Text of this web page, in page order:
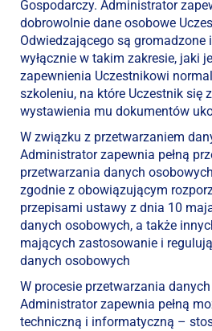
Gospodarczy. Administrator
dobrowolnie dane osobowe
Odwiedzającego są gromadzone
wyłącznie w takim zakresie, jaki
zapewnienia Uczestnikowi
szkoleniu, na które Uczestnik się
wystawienia mu dokumentów
W związku z przetwarzaniem
Administrator zapewnia pełną
przetwarzania danych
zgodnie z obowiązującym
przepisami ustawy z dnia 10
danych osobowych, a także
mających zastosowanie i
danych osobowych
W procesie przetwarzania
Administrator zapewnia pełną
techniczną i informatyczną –